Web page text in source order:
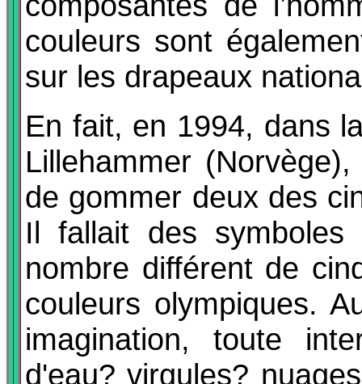
couleurs sont
sur les drapeaux
En fait, en 1994, dans
Lillehammer
de gommer deux des
Il fallait des
nombre différent de
couleurs olympiques.
imagination, toute
d'eau? virgules?